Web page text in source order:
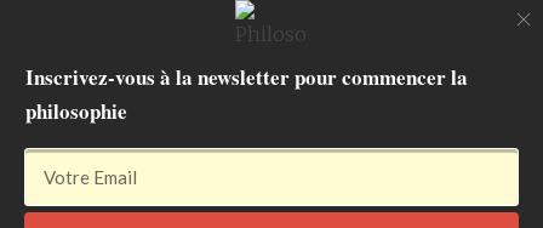
philosophie
Inscrivez-vous à la newsletter pour commencer la
philosophie